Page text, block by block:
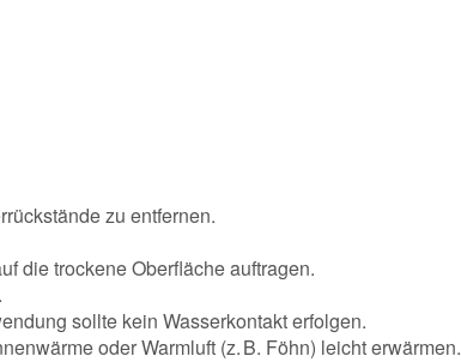
zu entfernen.
die trockene Oberfläche auftragen.
sollte kein Wasserkontakt erfolgen.
oder Warmluft (z. B. Föhn) leicht erwärmen.